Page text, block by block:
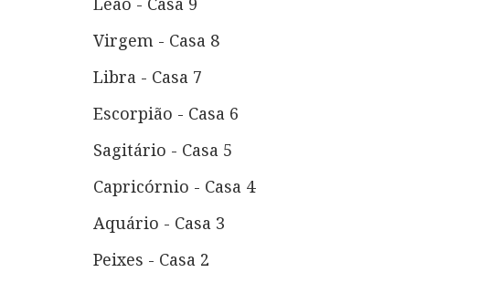
Virgem - Casa 8
Libra - Casa 7
Escorpião - Casa 6
Sagitário - Casa 5
Capricórnio - Casa 4
Aquário - Casa 3
Peixes - Casa 2